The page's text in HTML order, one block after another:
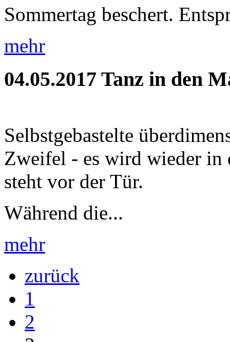
Sommertag beschert.
mehr
04.05.2017 Tanz in den
Selbstgebastelte
Zweifel - es wird wieder in
steht vor der Tür.
Während die...
mehr
zurück
1
2